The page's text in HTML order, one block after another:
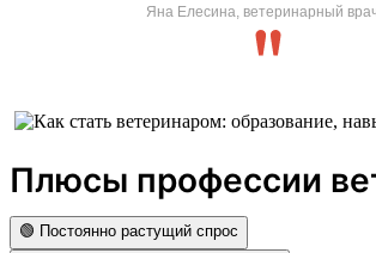
Яна Елесина, ветеринарный
Плюсы профессии
🟢 Постоянно растущий спрос